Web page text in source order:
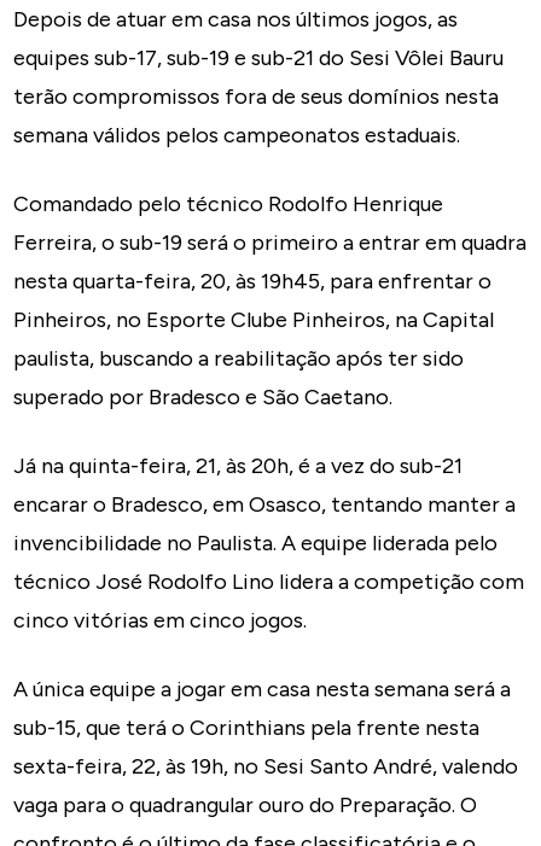
Depois de atuar em casa nos últimos jogos, as
equipes sub-17, sub-19 e sub-21 do Sesi Vôlei Bauru
terão compromissos fora de seus domínios nesta
semana válidos pelos campeonatos estaduais.
Comandado pelo técnico Rodolfo Henrique
Ferreira, o sub-19 será o primeiro a entrar em quadra
nesta quarta-feira, 20, às 19h45, para enfrentar o
Pinheiros, no Esporte Clube Pinheiros, na Capital
paulista, buscando a reabilitação após ter sido
superado por Bradesco e São Caetano.
Já na quinta-feira, 21, às 20h, é a vez do sub-21
encarar o Bradesco, em Osasco, tentando manter a
invencibilidade no Paulista. A equipe liderada pelo
técnico José Rodolfo Lino lidera a competição com
cinco vitórias em cinco jogos.
A única equipe a jogar em casa nesta semana será a
sub-15, que terá o Corinthians pela frente nesta
sexta-feira, 22, às 19h, no Sesi Santo André, valendo
vaga para o quadrangular ouro do Preparação. O